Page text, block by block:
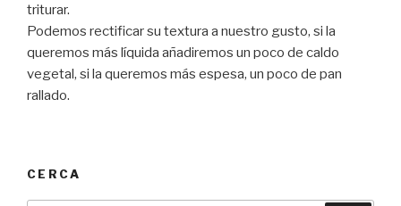
triturar.
Podemos rectificar su textura a nuestro gusto, si la
queremos más líquida añadiremos un poco de caldo
vegetal, si la queremos más espesa, un poco de pan
rallado.
CERCA